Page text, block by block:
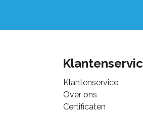
Klantenservice
Over ons
Certificaten